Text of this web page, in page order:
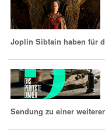
Joplin Sibtain haben für
Sendung zu einer